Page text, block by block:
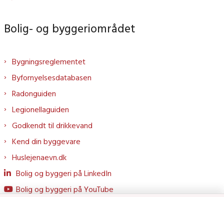
Bolig- og byggeriområdet
Bygningsreglementet
Byfornyelsesdatabasen
Radonguiden
Legionellaguiden
Godkendt til drikkevand
Kend din byggevare
Huslejenaevn.dk
Bolig og byggeri på LinkedIn
Bolig og byggeri på YouTube